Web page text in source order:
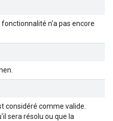
n'a pas encore
considéré comme valide.
sera résolu ou que la